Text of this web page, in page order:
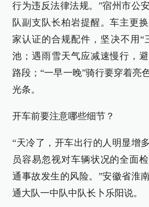
行为违反法律法规。”宿州市公
队副支队长柏岩提醒。车主更
家认证的合规配件，坚决不用“
池；遇雨雪天气应减速慢行，
路段；“一早一晚”骑行要穿着亮
光条。
开车前要注意哪些细节？
“天冷了，开车出行的人明显增
员容易忽视对车辆状况的全面
通事故发生的风险。”安徽省淮
通大队一中队中队长卜乐阳说。